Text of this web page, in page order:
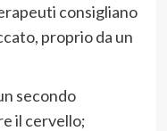
consigliano
proprio da un
secondo
il cervello;